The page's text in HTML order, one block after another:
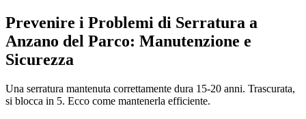
Prevenire i Problemi di Serratura a
Anzano del Parco: Manutenzione e
Sicurezza
Una serratura mantenuta correttamente dura 15-20 anni. Trascurata,
si blocca in 5. Ecco come mantenerla efficiente.